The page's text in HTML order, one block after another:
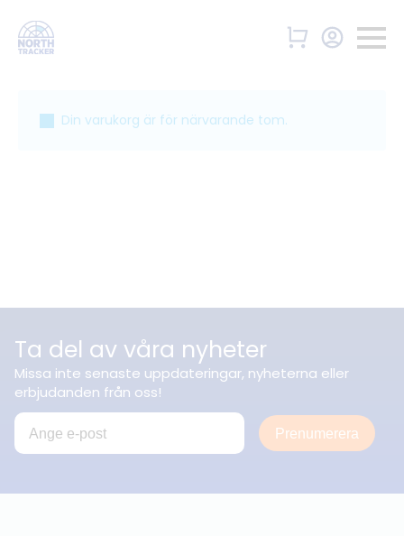
Din varukorg är för närvarande tom.
Ta del av våra nyheter
Missa inte senaste uppdateringar, nyheterna eller
erbjudanden från oss!
Prenumerera